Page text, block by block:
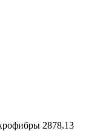
2878.13